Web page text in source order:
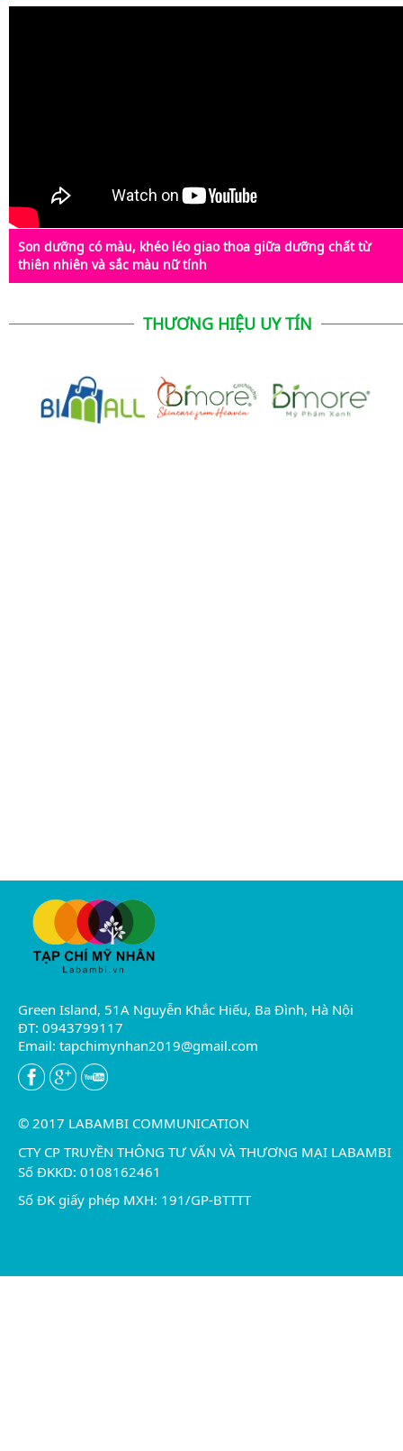
Son dưỡng có màu, khéo léo giao thoa giữa dưỡng chất từ
thiên nhiên và sắc màu nữ tính
THƯƠNG HIỆU UY TÍN
Green Island, 51A Nguyễn Khắc Hiếu, Ba Đình, Hà Nội
ĐT: 0943799117
Email: tapchimynhan2019@gmail.com
© 2017 LABAMBI COMMUNICATION
CTY CP TRUYỀN THÔNG TƯ VẤN VÀ THƯƠNG MẠI LABAMBI
Số ĐKKD: 0108162461
Số ĐK giấy phép MXH: 191/GP-BTTTT